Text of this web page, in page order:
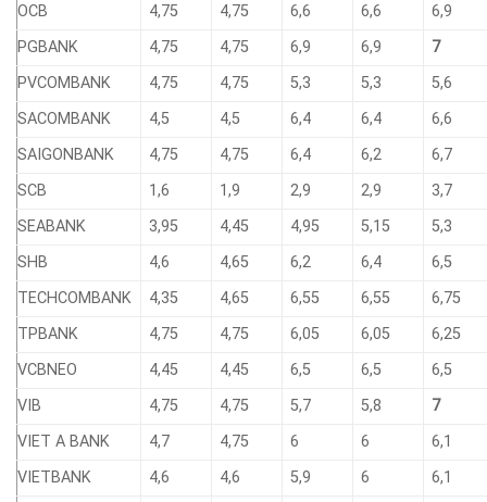
OCB
4,75 4,75 6,6 6,6
6,9
PGBANK
4,75 4,75 6,9 6,9
7
PVCOMBANK
4,75 4,75 5,3 5,3
5,6
SACOMBANK
4,5 4,5 6,4 6,4
6,6
SAIGONBANK
4,75 4,75 6,4 6,2
6,7
SCB
1,6 1,9 2,9 2,9
3,7
SEABANK
3,95 4,45 4,95 5,15
5,3
SHB
4,6 4,65 6,2 6,4
6,5
TECHCOMBANK
4,35 4,65 6,55 6,55
6,75
TPBANK
4,75 4,75 6,05 6,05
6,25
VCBNEO
4,45 4,45 6,5 6,5
6,5
VIB
4,75 4,75 5,7 5,8
7
VIET A BANK
4,7 4,75 6 6
6,1
VIETBANK
4,6 4,6 5,9 6
6,1